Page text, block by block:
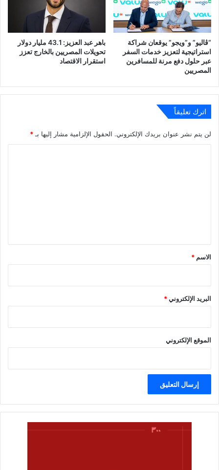
“ڤاليو” و”ويجو” يوقعان شراكة
استراتيجية لتعزيز خدمات السفر
عبر حلول دفع مرنة للمسافرين
المصريين
باهر عبد العزيز: 43.1 مليار دولار
تحويلات المصريين بالخارج تعزز
استقرار الاقتصاد
اترك تعليقاً
لن يتم نشر عنوان بريدك الإلكتروني. الحقول الإلزامية مشار إليها بـ*
*
الاسم *
البريد الإلكتروني*
الموقع الإلكتروني